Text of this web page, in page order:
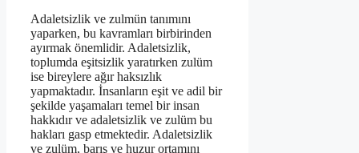
Adaletsizlik ve zulmün tanımını
yaparken, bu kavramları birbirinden
ayırmak önemlidir. Adaletsizlik,
toplumda eşitsizlik yaratırken zulüm
ise bireylere ağır haksızlık
yapmaktadır. İnsanların eşit ve adil bir
şekilde yaşamaları temel bir insan
hakkıdır ve adaletsizlik ve zulüm bu
hakları gasp etmektedir. Adaletsizlik
ve zulüm, barış ve huzur ortamını